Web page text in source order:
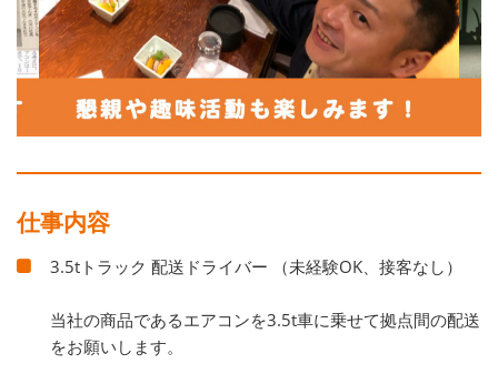
仕事内容
3.5tトラック 配送ドライバー （未経験OK、接客なし）
当社の商品であるエアコンを3.5t車に乗せて拠点間の配送
をお願いします。